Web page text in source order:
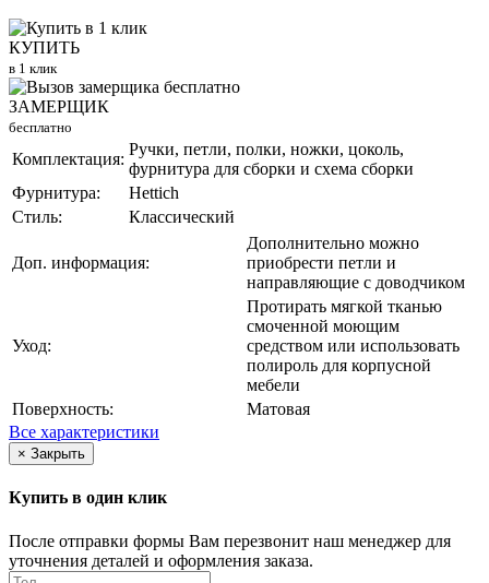
КУПИТЬ
в 1 клик
ЗАМЕРЩИК
бесплатно
Комплектация:
Ручки, петли, полки, ножки, цоколь,
фурнитура для сборки и схема сборки
Фурнитура:
Hettich
Стиль:
Классический
Доп. информация:
Дополнительно можно
приобрести петли и
направляющие с доводчиком
Уход:
Протирать мягкой тканью
смоченной моющим
средством или использовать
полироль для корпусной
мебели
Поверхность:
Матовая
Все характеристики
× Закрыть
Купить в один клик
После отправки формы Вам перезвонит наш менеджер для
уточнения деталей и оформления заказа.